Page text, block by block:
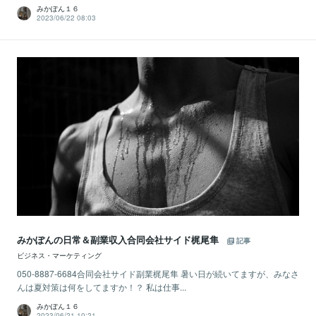
みかぽん１６
2023/06/22 08:03
みかぽんの日常＆副業収入合同会社サイド梶尾隼
記事
ビジネス・マーケティング
050-8887-6684合同会社サイド副業梶尾隼 暑い日が続いてますが、みなさ
んは夏対策は何をしてますか！？ 私は仕事...
みかぽん１６